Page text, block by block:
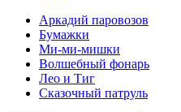
Аркадий паровозов
Бумажки
Ми-ми-мишки
Волшебный фонарь
Лео и Тиг
Сказочный патруль